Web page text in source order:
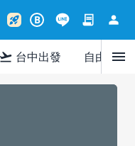
rocket_launch B contract person
flight_takeoff 台中出發 自由行menu